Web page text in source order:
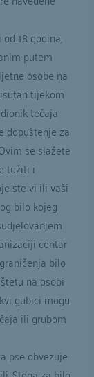
18 godina,
putem
osobe na
tijekom
tečaja
dopuštenje za
se slažete
tužiti i
ste vi ili vaši
bilo kojeg
centar
bilo
na osobi
gubici mogu
ili grubom
pse obvezuje